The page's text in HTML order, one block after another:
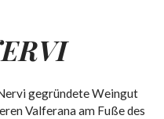
gegründete Weingut
Valferana am Fuße des